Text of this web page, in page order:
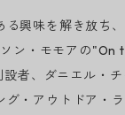
る興味を解き放ち
ン・モモアの"On
者、ダニエル・
グ・アウトドア・